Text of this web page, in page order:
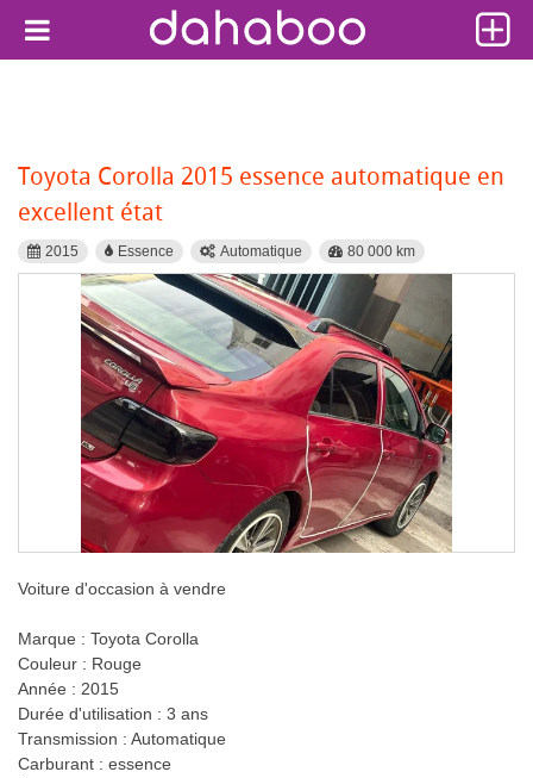
Toyota Corolla 2015 essence automatique en
excellent état
2015 Essence Automatique 80 000 km
Voiture d'occasion à vendre
Marque : Toyota Corolla
Couleur : Rouge
Année : 2015
Durée d'utilisation : 3 ans
Transmission : Automatique
Carburant : essence